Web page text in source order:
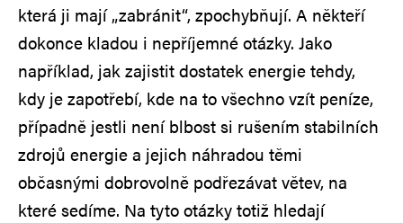
která ji mají „zabránit“, zpochybňují. A někteří
dokonce kladou i nepříjemné otázky. Jako
například, jak zajistit dostatek energie tehdy,
kdy je zapotřebí, kde na to všechno vzít peníze,
případně jestli není blbost si rušením stabilních
zdrojů energie a jejich náhradou těmi
občasnými dobrovolně podřezávat větev, na
které sedíme. Na tyto otázky totiž hledají